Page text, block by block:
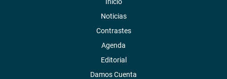
Noticias
Contrastes
Agenda
Editorial
Damos Cuenta